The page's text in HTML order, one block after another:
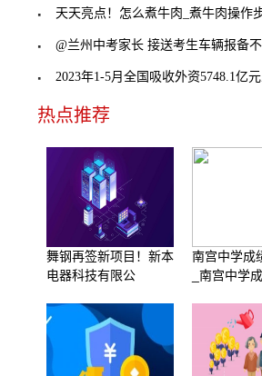
天天亮点！怎么煮牛肉_煮牛肉操作
@兰州中考家长 接送考生车辆报备
2023年1-5月全国吸收外资5748.1亿元人民币，同
热点推荐
舞钢再签新项目！新本
电器科技有限公
南宫中学成
_南宫中学